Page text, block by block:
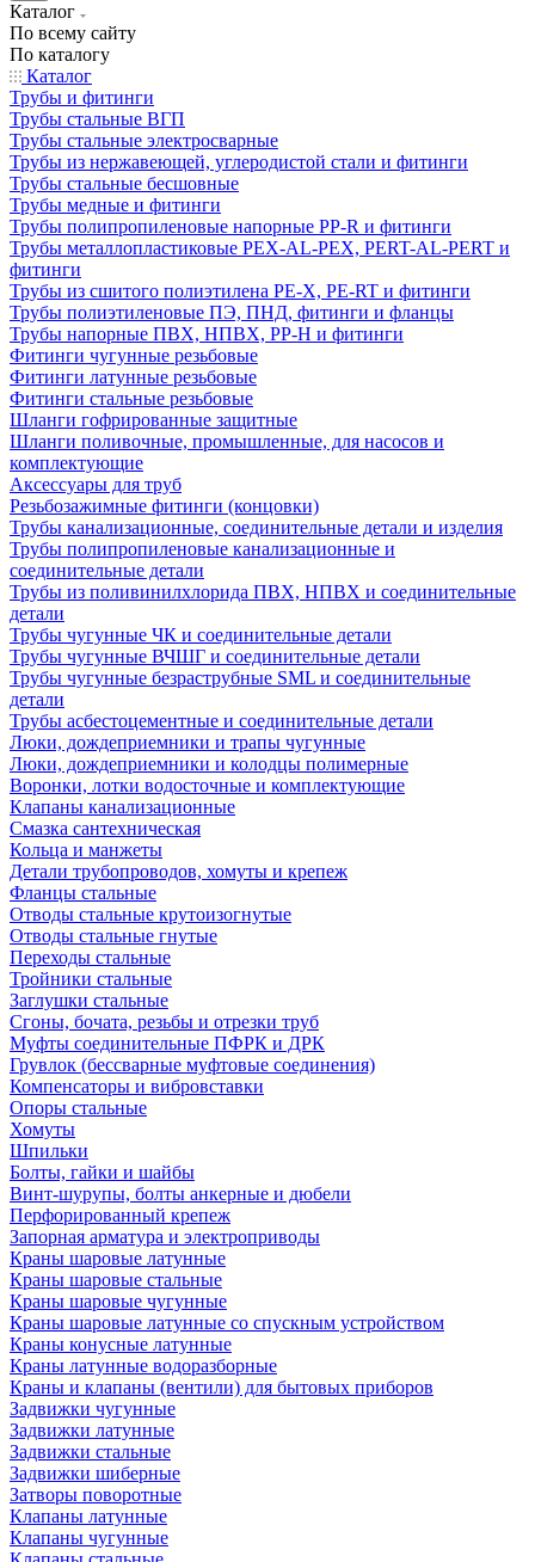
Каталог
По всему сайту
По каталогу
Каталог
Трубы и фитинги
Трубы стальные ВГП
Трубы стальные электросварные
Трубы из нержавеющей, углеродистой стали и фитинги
Трубы стальные бесшовные
Трубы медные и фитинги
Трубы полипропиленовые напорные PP-R и фитинги
Трубы металлопластиковые PEX-AL-PEX, PERT-AL-PERT и
фитинги
Трубы из сшитого полиэтилена PE-X, PE-RT и фитинги
Трубы полиэтиленовые ПЭ, ПНД, фитинги и фланцы
Трубы напорные ПВХ, НПВХ, PP-H и фитинги
Фитинги чугунные резьбовые
Фитинги латунные резьбовые
Фитинги стальные резьбовые
Шланги гофрированные защитные
Шланги поливочные, промышленные, для насосов и
комплектующие
Аксессуары для труб
Резьбозажимные фитинги (концовки)
Трубы канализационные, соединительные детали и изделия
Трубы полипропиленовые канализационные и
соединительные детали
Трубы из поливинилхлорида ПВХ, НПВХ и соединительные
детали
Трубы чугунные ЧК и соединительные детали
Трубы чугунные ВЧШГ и соединительные детали
Трубы чугунные безраструбные SML и соединительные
детали
Трубы асбестоцементные и соединительные детали
Люки, дождеприемники и трапы чугунные
Люки, дождеприемники и колодцы полимерные
Воронки, лотки водосточные и комплектующие
Клапаны канализационные
Смазка сантехническая
Кольца и манжеты
Детали трубопроводов, хомуты и крепеж
Фланцы стальные
Отводы стальные крутоизогнутые
Отводы стальные гнутые
Переходы стальные
Тройники стальные
Заглушки стальные
Сгоны, бочата, резьбы и отрезки труб
Муфты соединительные ПФРК и ДРК
Грувлок (бессварные муфтовые соединения)
Компенсаторы и вибровставки
Опоры стальные
Хомуты
Шпильки
Болты, гайки и шайбы
Винт-шурупы, болты анкерные и дюбели
Перфорированный крепеж
Запорная арматура и электроприводы
Краны шаровые латунные
Краны шаровые стальные
Краны шаровые чугунные
Краны шаровые латунные со спускным устройством
Краны конусные латунные
Краны латунные водоразборные
Краны и клапаны (вентили) для бытовых приборов
Задвижки чугунные
Задвижки латунные
Задвижки стальные
Задвижки шиберные
Затворы поворотные
Клапаны латунные
Клапаны чугунные